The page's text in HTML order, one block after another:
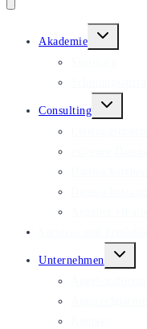
Akademie
Untermenü
umschalten
Consulting
Untermenü
umschalten
Unternehmen